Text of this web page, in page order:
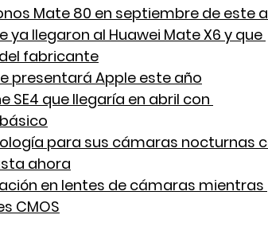
Mate 80 en septiembre de este
ya llegaron al Huawei Mate X6 y que
fabricante
presentará Apple este año
SE4 que llegaría en abril con
para sus cámaras nocturnas
ahora
en lentes de cámaras mientras
CMOS